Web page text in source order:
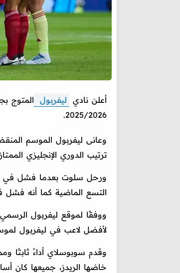
أعلن نادي ليفربول
المتوج
2025/2026.
وعانى ليفربول الموسم
ترتيب الدوري الإنجليزي الممتاز مع تعرضه لـ18 هزيمة في جميع
ورحل سلوت بعدما فشل في
التسع الماضية كما أنه
ووفقًا لموقع ليفربول
لأفضل لاعب في ليفربول لموسم 2025-
خاضها الريدز، جميعها كان